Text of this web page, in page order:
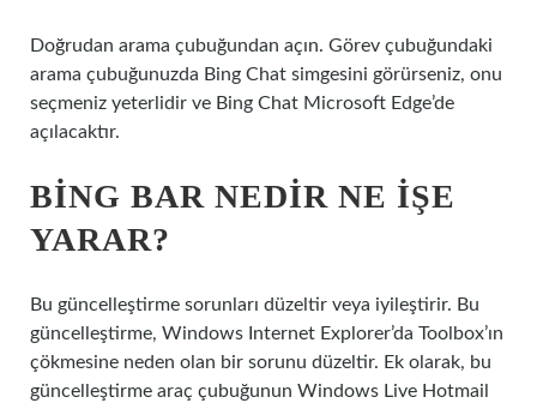
Doğrudan arama çubuğundan açın. Görev çubuğundaki
arama çubuğunuzda Bing Chat simgesini görürseniz, onu
seçmeniz yeterlidir ve Bing Chat Microsoft Edge’de
açılacaktır.
BING BAR NEDIR NE IŞE
YARAR?
Bu güncelleştirme sorunları düzeltir veya iyileştirir. Bu
güncelleştirme, Windows Internet Explorer’da Toolbox’ın
çökmesine neden olan bir sorunu düzeltir. Ek olarak, bu
güncelleştirme araç çubuğunun Windows Live Hotmail